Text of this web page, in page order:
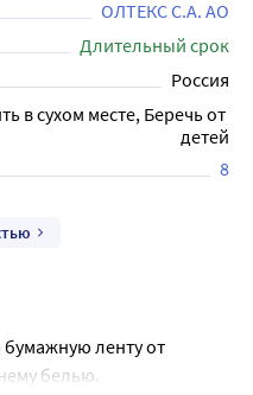
протекания и
Таким образом,
сухой, даже если
сеточка
и мгновенно
тройные крылышки
делает ее совсем
не реже, чем каждые 4
и
средств женской
ОЛТЕКС С.А. АО
Длительный срок
Россия
в сухом месте, Беречь от
детей
8
ленту от
белью.